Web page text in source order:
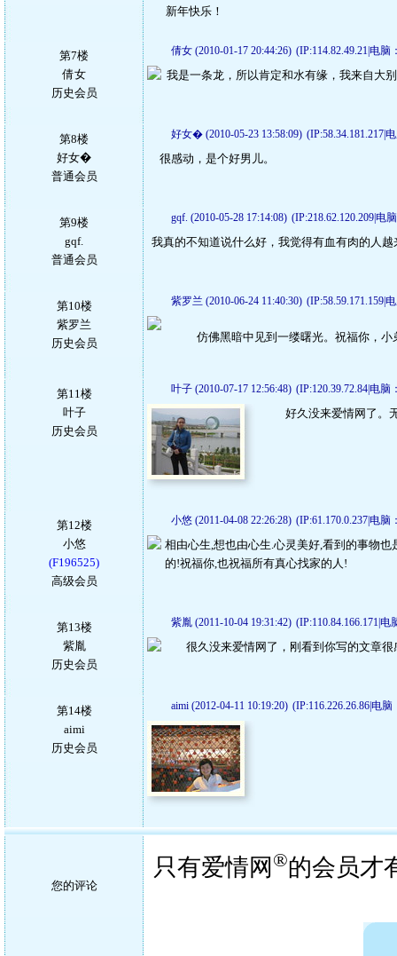
新年快乐！
第7楼
倩女
历史会员
倩女 (2010-01-17 20:44:26) (IP:114.82.49.21|电脑
我是一条龙，所以肯定和水有缘，我来自大
第8楼
好女�
普通会员
好女� (2010-05-23 13:58:09) (IP:58.34.181.217|
很感动，是个好男儿。
第9楼
gqf.
普通会员
gqf. (2010-05-28 17:14:08) (IP:218.62.120.209|电
我真的不知道说什么好，我觉得有血有肉的人
第10楼
紫罗兰
历史会员
紫罗兰 (2010-06-24 11:40:30) (IP:58.59.171.159|
仿佛黑暗中 见到 一缕曙光。 祝福你 ， 小
第11楼
叶子
历史会员
叶子 (2010-07-17 12:56:48) (IP:120.39.72.84|电脑
好久没来爱情网了。
第12楼
小悠
(F196525)
高级会员
小悠 (2011-04-08 22:26:28) (IP:61.170.0.237|电脑
相由心生,想也由心生.心灵美好,看到的事物
的!祝福你,也祝福所有真心找家的人!
第13楼
紫胤
历史会员
紫胤 (2011-10-04 19:31:42) (IP:110.84.166.171|电
很久没来爱情网了，刚看到你写的文章
第14楼
aimi
历史会员
aimi (2012-04-11 10:19:20) (IP:116.226.26.86|电脑
您的评论
只有爱情网 ®的会员才